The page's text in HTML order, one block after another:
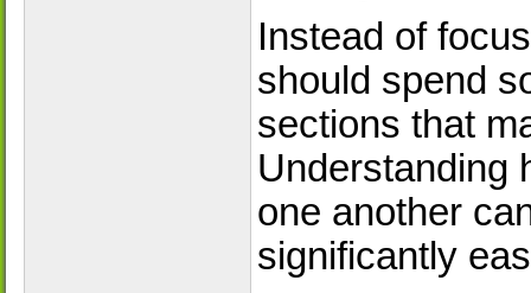
Instead of
should spend
sections that
Understanding
one another
significantly